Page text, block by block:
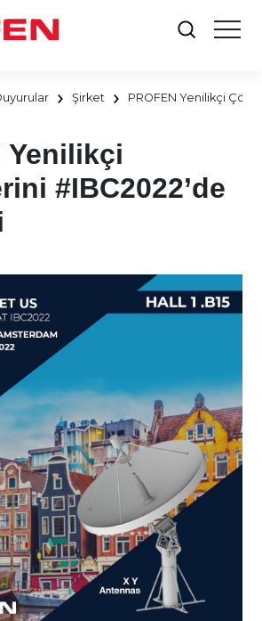
Şirket PROFEN Yenilikçi
Yenilikçi
#IBC2022’de